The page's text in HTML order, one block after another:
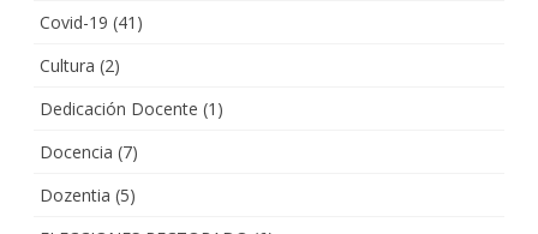
Covid-19 (41)
Cultura (2)
Dedicación Docente (1)
Docencia (7)
Dozentia (5)